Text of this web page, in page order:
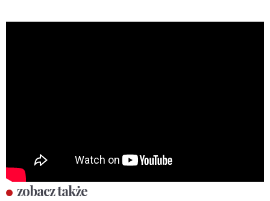
zobacz także